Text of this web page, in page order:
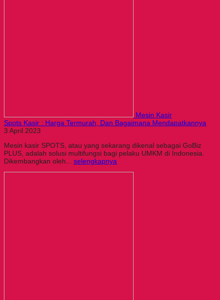
Mesin Kasir
Spots Kasir : Harga Termurah, Dan Bagaimana Mendapatkannya
3 April 2023
Mesin kasir SPOTS, atau yang sekarang dikenal sebagai GoBiz
PLUS, adalah solusi multifungsi bagi pelaku UMKM di Indonesia.
Dikembangkan oleh... selengkapnya